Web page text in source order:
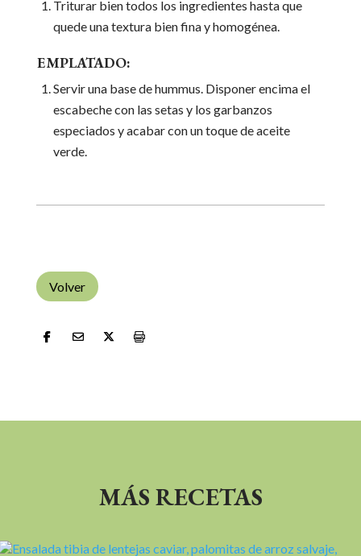
Triturar bien todos los ingredientes hasta que
quede una textura bien fina y homogénea.
EMPLATADO:
Servir una base de hummus. Disponer encima el
escabeche con las setas y los garbanzos
especiados y acabar con un toque de aceite
verde.
Volver
MÁS RECETAS